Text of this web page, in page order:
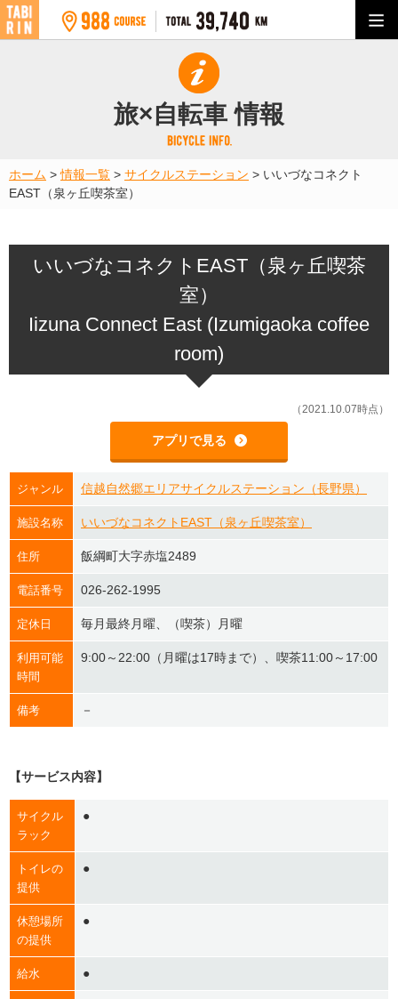
旅×自転車 情報
ホーム >情報一覧 > サイクルステーション > いいづなコネクト
EAST（泉ヶ丘喫茶室）
いいづなコネクトEAST（泉ヶ丘喫茶
室）
Iizuna Connect East (Izumigaoka coffee
room)
（2021.10.07時点）
アプリで見る
ジャンル 信越自然郷エリアサイクルステーション（長野県）
施設名称 いいづなコネクトEAST（泉ヶ丘喫茶室）
住所 飯綱町大字赤塩2489
電話番号 026-262-1995
定休日 毎月最終月曜、（喫茶）月曜
利用可能
時間
9:00～22:00（月曜は17時まで）、喫茶11:00～17:00
備考 －
【サービス内容】
サイクル
ラック
●
トイレの
提供
●
休憩場所
の提供
●
給水 ●